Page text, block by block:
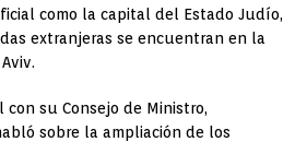
como la capital del Estado Judío,
extranjeras se encuentran en la
su Consejo de Ministro,
sobre la ampliación de los